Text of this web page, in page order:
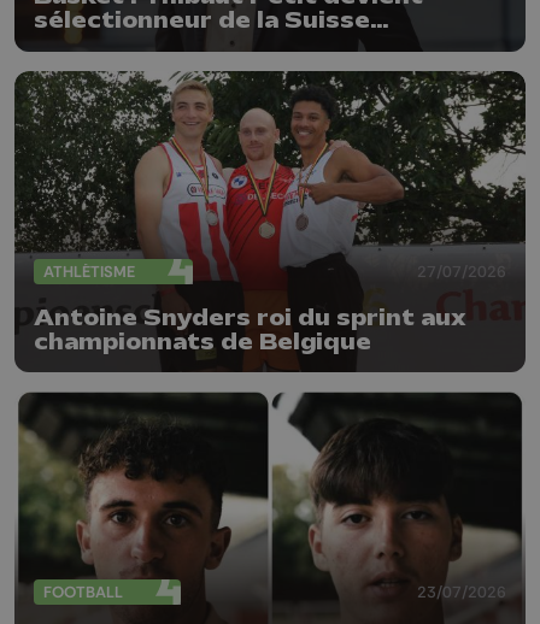
sélectionneur de la Suisse
(messieurs)
ATHLÉTISME 27/07/2026
Antoine Snyders roi du sprint aux
championnats de Belgique
FOOTBALL 23/07/2026